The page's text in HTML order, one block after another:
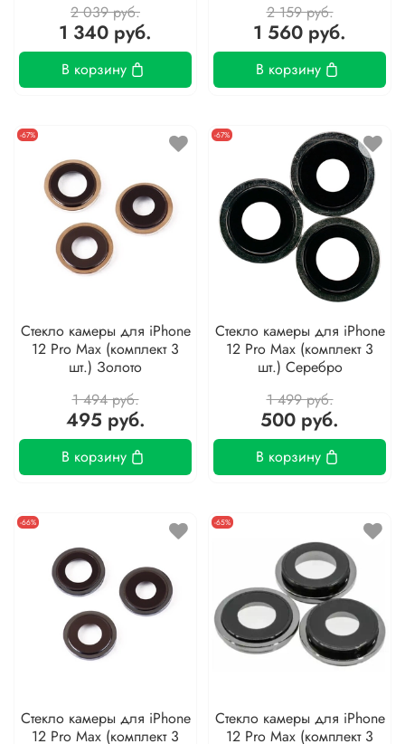
2 039 руб.
1 340 руб.
В корзину
2 159 руб.
1 560 руб.
В корзину
-67%
Стекло камеры для iPhone
12 Pro Max (комплект 3
шт.) Золото
1 494 руб.
495 руб.
В корзину
-67%
Стекло камеры для iPhone
12 Pro Max (комплект 3
шт.) Серебро
1 499 руб.
500 руб.
В корзину
-66%
Стекло камеры для iPhone
12 Pro Max (комплект 3
-65%
Стекло камеры для iPhone
12 Pro Max (комплект 3